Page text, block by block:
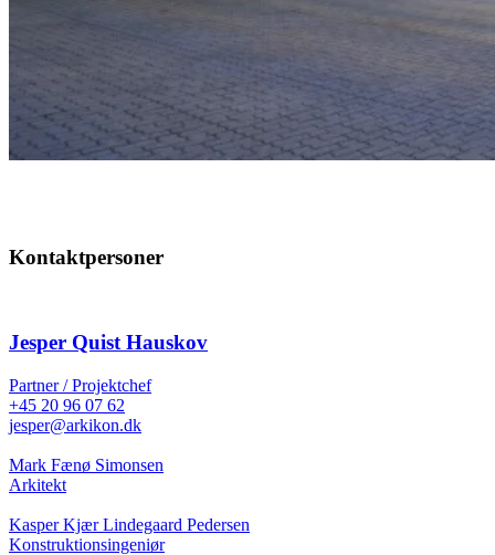
Kontaktpersoner
Jesper Quist Hauskov
Partner / Projektchef
+45 20 96 07 62
jesper@arkikon.dk
Mark Fænø Simonsen
Arkitekt
Kasper Kjær Lindegaard Pedersen
Konstruktionsingeniør